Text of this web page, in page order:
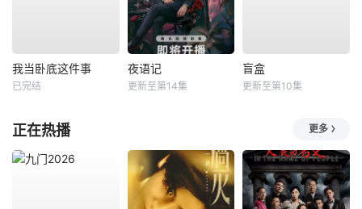
我当卧底这件事
已完结
夜语记
更新至第14集
盲盒
更新至第10集
正在热播 更多